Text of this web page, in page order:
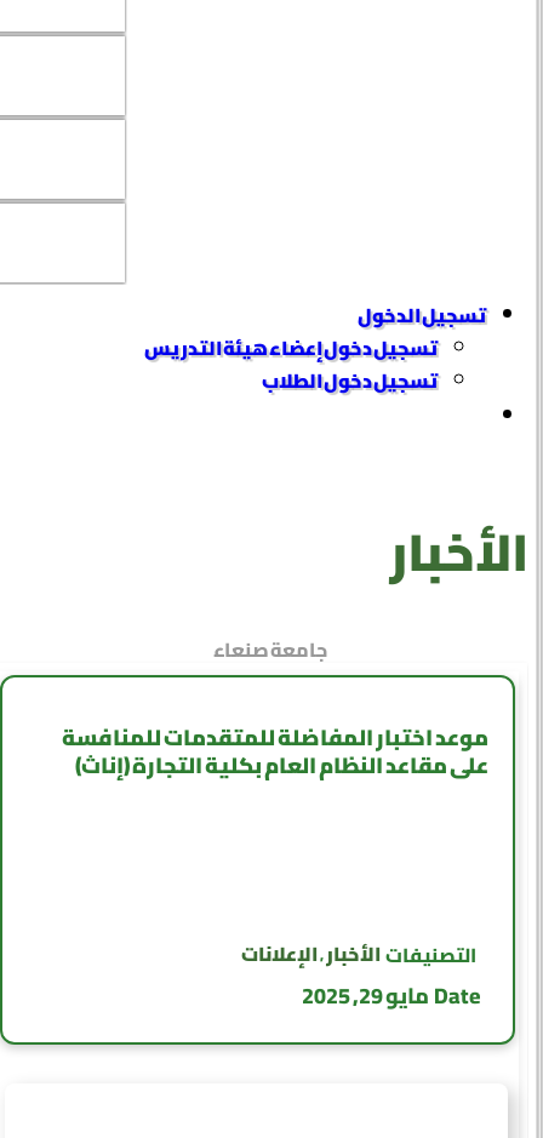
تسجيل الدخول
تسجيل دخول إعضاء هيئة التدريس
تسجيل دخول الطلاب
الأخبار
جامعة صنعاء
موعد اختبار المفاضلة للمتقدمات للمنافسة
على مقاعد النظام العام بكلية التجارة (إناث)
التصنيفات الأخبار ,الإعلانات
Date مايو 29, 2025